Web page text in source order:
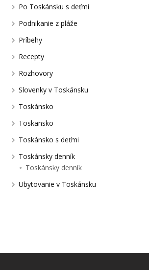
Po Toskánsku s deťmi
Podnikanie z pláže
Príbehy
Recepty
Rozhovory
Slovenky v Toskánsku
Toskánsko
Toskansko
Toskánsko s deťmi
Toskánsky denník
Toskánsky denník
Ubytovanie v Toskánsku